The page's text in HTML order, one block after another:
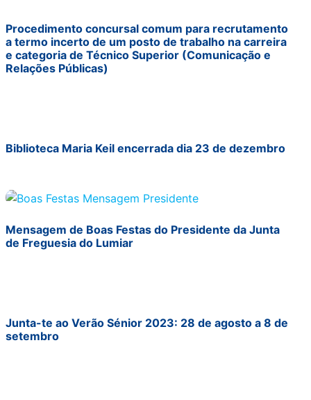
Procedimento concursal comum para recrutamento
a termo incerto de um posto de trabalho na carreira
e categoria de Técnico Superior (Comunicação e
Relações Públicas)
Biblioteca Maria Keil encerrada dia 23 de dezembro
Mensagem de Boas Festas do Presidente da Junta
de Freguesia do Lumiar
Junta-te ao Verão Sénior 2023: 28 de agosto a 8 de
setembro